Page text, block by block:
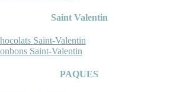
Saint Valentin
Saint-Valentin
Saint-Valentin
PAQUES